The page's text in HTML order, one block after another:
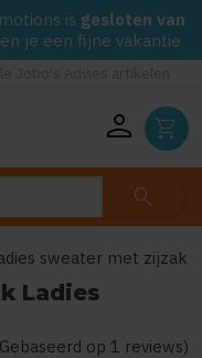
is gesloten van
je een fijne vakantie
person shopping_cart
search
sweater met zijzak
Ladies
is5 van de 5
op 1 reviews)